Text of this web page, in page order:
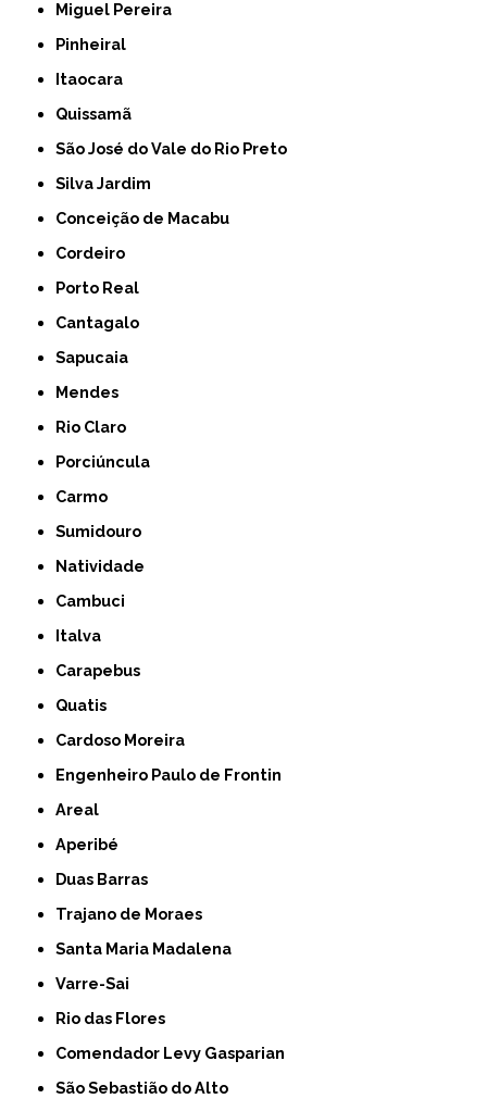
Miguel Pereira
Pinheiral
Itaocara
Quissamã
São José do Vale do Rio Preto
Silva Jardim
Conceição de Macabu
Cordeiro
Porto Real
Cantagalo
Sapucaia
Mendes
Rio Claro
Porciúncula
Carmo
Sumidouro
Natividade
Cambuci
Italva
Carapebus
Quatis
Cardoso Moreira
Engenheiro Paulo de Frontin
Areal
Aperibé
Duas Barras
Trajano de Moraes
Santa Maria Madalena
Varre-Sai
Rio das Flores
Comendador Levy Gasparian
São Sebastião do Alto